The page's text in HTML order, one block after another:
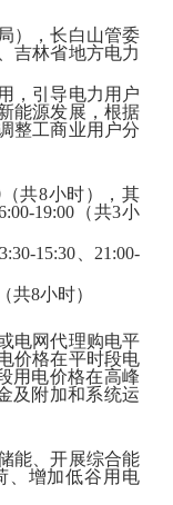
局），长白山管委
、吉林省地方电力
，引导电力用户
能源发展 ，根据
整工商业用户分
（共8小时），其
19:00（共3小
15:30、21:00-
共8小时）
电网代理购电平
价格在平时段电
用电价格在高峰
及附加和系统运
能、开展综合能
、增加低谷用电